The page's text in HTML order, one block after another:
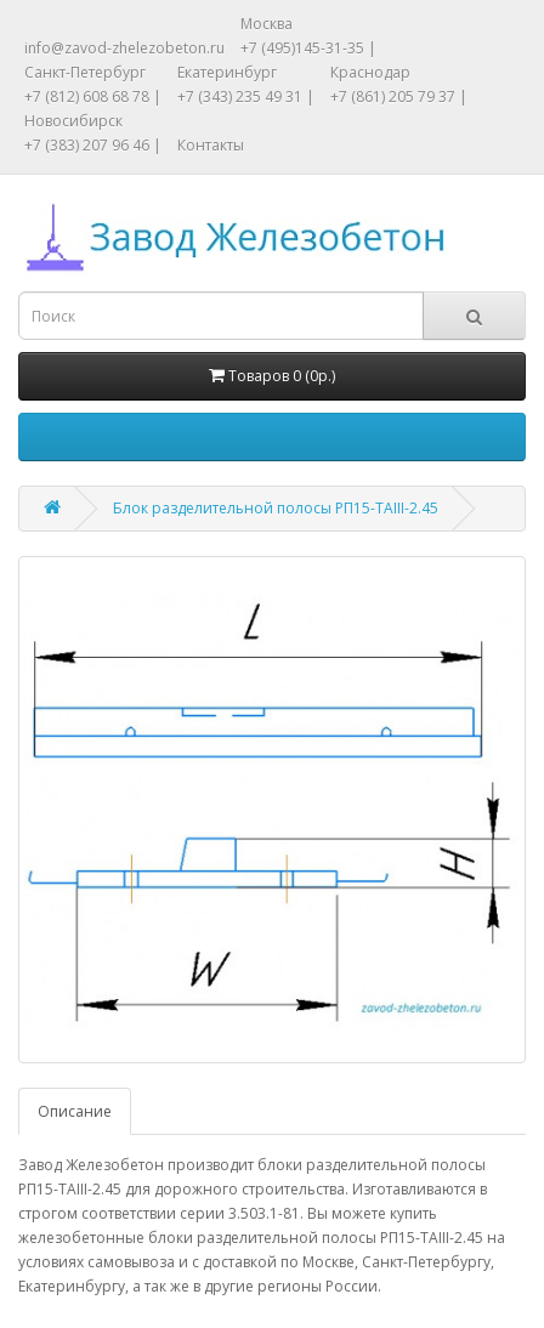
info@zavod-zhelezobeton.ru
Москва
+7 (495)145-31-35 |
Санкт-Петербург
+7 (812) 608 68 78 |
Екатеринбург
+7 (343) 235 49 31 |
Краснодар
+7 (861) 205 79 37 |
Новосибирск
+7 (383) 207 96 46 |
Контакты
Товаров 0 (0р.)
Блок разделительной полосы РП15-TAIII-2.45
Описание
Завод Железобетон производит блоки разделительной полосы
РП15-TAIII-2.45 для дорожного строительства. Изготавливаются в
строгом соответствии серии 3.503.1-81. Вы можете купить
железобетонные блоки разделительной полосы РП15-TAIII-2.45 на
условиях самовывоза и с доставкой по Москве, Санкт-Петербургу,
Екатеринбургу, а так же в другие регионы России.